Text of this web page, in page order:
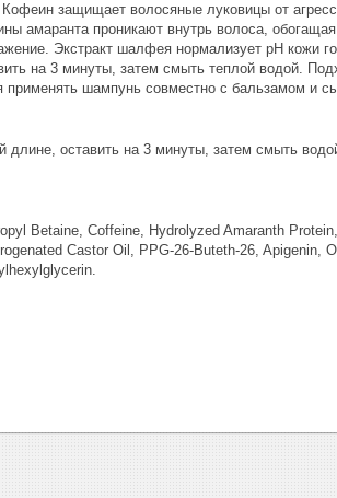
защищает волосяные луковицы от
амаранта проникают внутрь волоса,
Экстракт шалфея нормализует рН кожи
на 3 минуты, затем смыть теплой водой.
шампунь совместно с бальзамом и
оставить на 3 минуты, затем смыть
Betaine, Coffeine, Hydrolyzed Amaranth
Castor Oil, PPG-26-Buteth-26, Apigenin,